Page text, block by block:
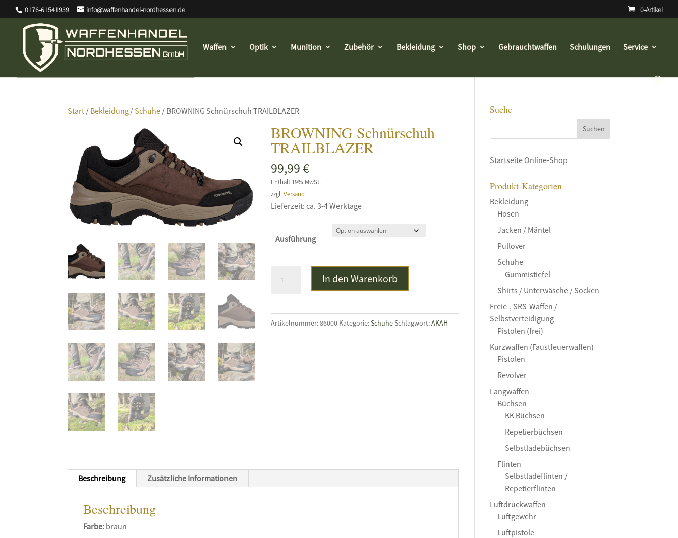
0176-61541939 info@waffenhandel-nordhessen.de 0-Artikel
Waffen Optik Munition Zubehör Bekleidung Shop Gebrauchtwaffen Schulungen Service
Start / Bekleidung / Schuhe / BROWNING Schnürschuh TRAILBLAZER
BROWNING Schnürschuh
TRAILBLAZER
99,99€
Enthält 19% MwSt.
zzgl. Versand
Lieferzeit: ca. 3-4 Werktage
Ausführung
Schnürschuh
In den Warenkorb
Artikelnummer:86000 Kategorie:SchuheSchlagwort:AKAH
Beschreibung Zusätzliche Informationen
Beschreibung
Farbe: braun
Suche
Startseite Online-Shop
Produkt-Kategorien
Bekleidung
Hosen
Jacken / Mäntel
Pullover
Schuhe
Gummistiefel
Shirts / Unterwäsche / Socken
Freie-, SRS-Waffen /
Selbstverteidigung
Pistolen (frei)
Kurzwaffen (Faustfeuerwaffen)
Pistolen
Revolver
Langwaffen
Büchsen
KK Büchsen
Repetierbüchsen
Selbstladebüchsen
Flinten
Selbstladeflinten /
Repetierflinten
Luftdruckwaffen
Luftgewehr
Luftpistole